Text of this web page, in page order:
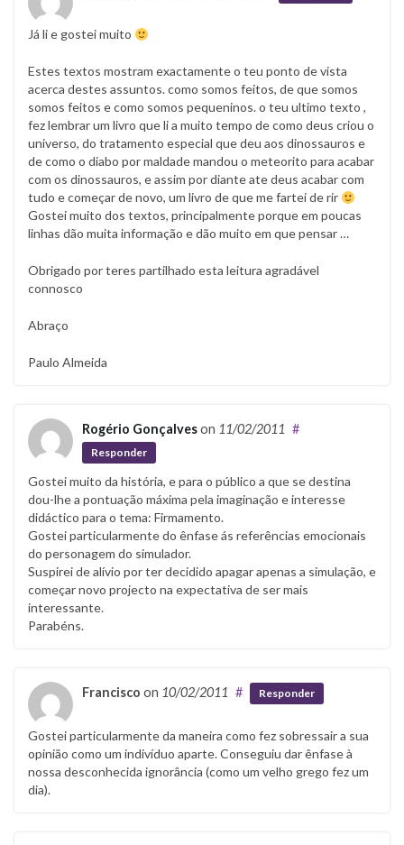
Já li e gostei muito
Estes textos mostram exactamente o teu ponto de vista
acerca destes assuntos. como somos feitos, de que somos
somos feitos e como somos pequeninos. o teu ultimo texto ,
fez lembrar um livro que li a muito tempo de como deus criou o
universo, do tratamento especial que deu aos dinossauros e
de como o diabo por maldade mandou o meteorito para acabar
com os dinossauros, e assim por diante ate deus acabar com
tudo e começar de novo, um livro de que me fartei de rir
Gostei muito dos textos, principalmente porque em poucas
linhas dão muita informação e dão muito em que pensar …
Obrigado por teres partilhado esta leitura agradável
connosco
Abraço
Paulo Almeida
Rogério Gonçalveson 11/02/2011 #
Responder
Gostei muito da história, e para o público a que se destina
dou-lhe a pontuação máxima pela imaginação e interesse
didáctico para o tema: Firmamento.
Gostei particularmente do ênfase ás referências emocionais
do personagem do simulador.
Suspirei de alívio por ter decidido apagar apenas a simulação, e
começar novo projecto na expectativa de ser mais
interessante.
Parabéns.
Francisco on 10/02/2011 # Responder
Gostei particularmente da maneira como fez sobressair a sua
opinião como um indivíduo aparte. Conseguiu dar ênfase à
nossa desconhecida ignorância (como um velho grego fez um
dia).